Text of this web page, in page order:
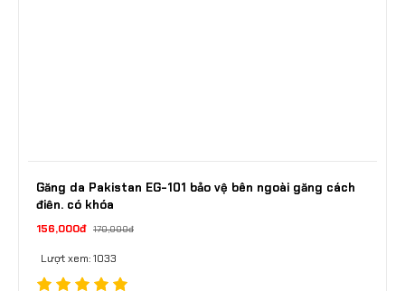
Găng da Pakistan EG-101 bảo vệ bên ngoài găng cách
điện, có khóa
156,000đ 170,000đ
Lượt xem: 1033